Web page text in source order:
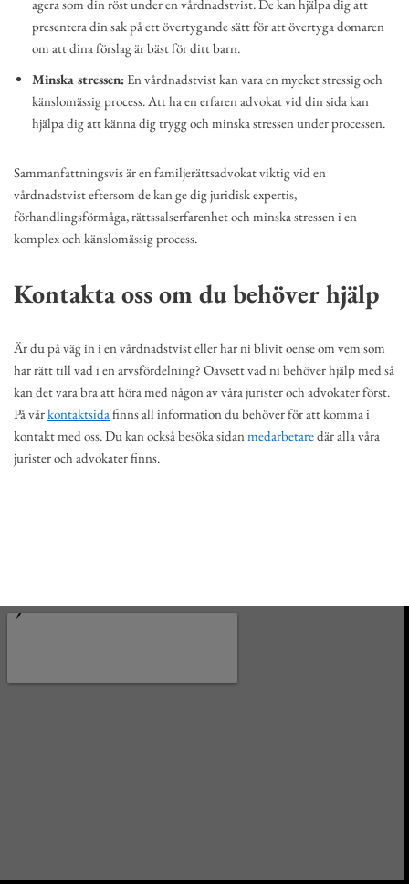
agera som din röst under en vårdnadstvist. De kan hjälpa dig att
presentera din sak på ett övertygande sätt för att övertyga domaren
om att dina förslag är bäst för ditt barn.
Minska stressen: En vårdnadstvist kan vara en mycket stressig och
känslomässig process. Att ha en erfaren advokat vid din sida kan
hjälpa dig att känna dig trygg och minska stressen under processen.
Sammanfattningsvis är en familjerättsadvokat viktig vid en
vårdnadstvist eftersom de kan ge dig juridisk expertis,
förhandlingsförmåga, rättssalserfarenhet och minska stressen i en
komplex och känslomässig process.
Kontakta oss om du behöver hjälp
Är du på väg in i en vårdnadstvist eller har ni blivit oense om vem som
har rätt till vad i en arvsfördelning? Oavsett vad ni behöver hjälp med så
kan det vara bra att höra med någon av våra jurister och advokater först.
På vårkontaktsida finns all information du behöver för att komma i
kontakt med oss. Du kan också besöka sidan medarbetaredär alla våra
jurister och advokater finns.